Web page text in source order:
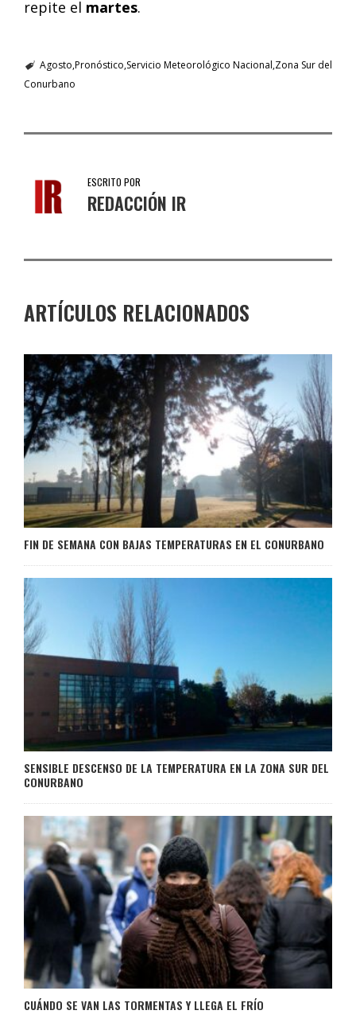
repite el martes.
Agosto Pronóstico Servicio Meteorológico Nacional Zona Sur del
Conurbano
ESCRITO POR
REDACCIÓN IR
ARTÍCULOS RELACIONADOS
FIN DE SEMANA CON BAJAS TEMPERATURAS EN EL CONURBANO
SENSIBLE DESCENSO DE LA TEMPERATURA EN LA ZONA SUR DEL
CONURBANO
CUÁNDO SE VAN LAS TORMENTAS Y LLEGA EL FRÍO